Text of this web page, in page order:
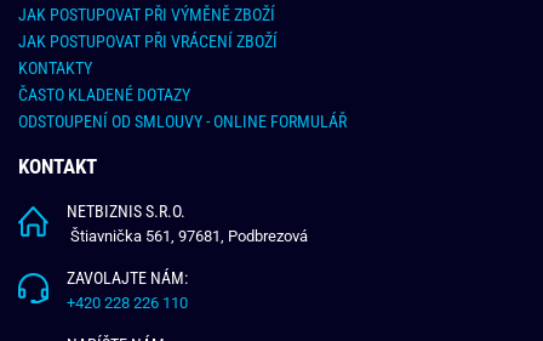
JAK POSTUPOVAT PŘI VÝMĚNĚ ZBOŽÍ
JAK POSTUPOVAT PŘI VRÁCENÍ ZBOŽÍ
KONTAKTY
ČASTO KLADENÉ DOTAZY
ODSTOUPENÍ OD SMLOUVY - ONLINE FORMULÁŘ
KONTAKT
NETBIZNIS S.R.O.
Štiavnička 561, 97681, Podbrezová
ZAVOLAJTE NÁM:
+420 228 226 110